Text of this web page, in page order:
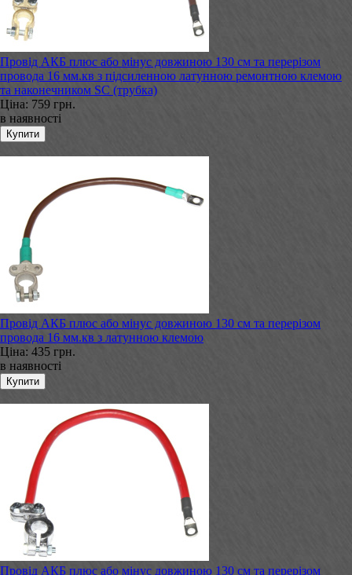
Провід АКБ плюс або мінус довжиною 130 см та перерізом
провода 16 мм.кв з підсиленною латунною ремонтною клемою
та наконечником SC (трубка)
Ціна: 759 грн.
в наявності
Провід АКБ плюс або мінус довжиною 130 см та перерізом
провода 16 мм.кв з латунною клемою
Ціна: 435 грн.
в наявності
Провід АКБ плюс або мінус довжиною 130 см та перерізом